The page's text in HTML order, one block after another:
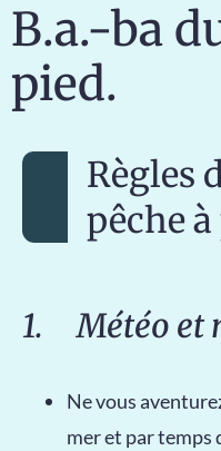
B.a.-ba
pied.
Règles
pêche
1. Météo et
Ne vous
mer et par temps